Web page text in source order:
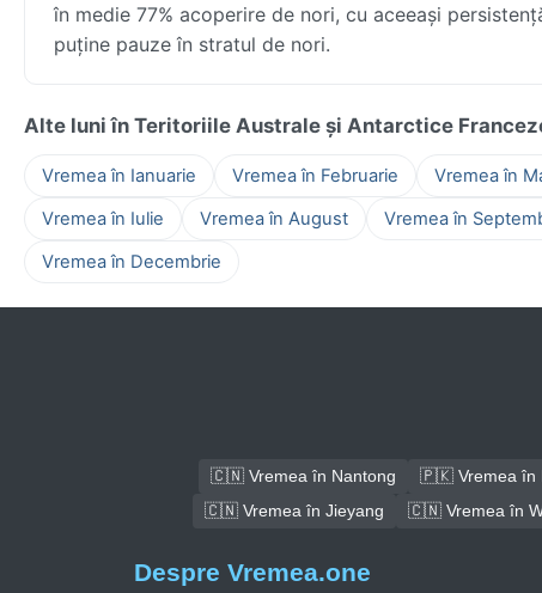
în medie 77% acoperire de nori, cu aceeași
puține pauze în stratul de nori.
Alte luni în Teritoriile Australe și Antarctice
Vremea în Ianuarie Vremea în Februarie Vremea în
Vremea în Iulie
Vremea în August Vremea în
Vremea în Decembrie
🇨🇳 Vremea în Nantong 🇵🇰 Vremea în
🇨🇳 Vremea în Jieyang
🇨🇳 Vremea în
Despre Vremea.one